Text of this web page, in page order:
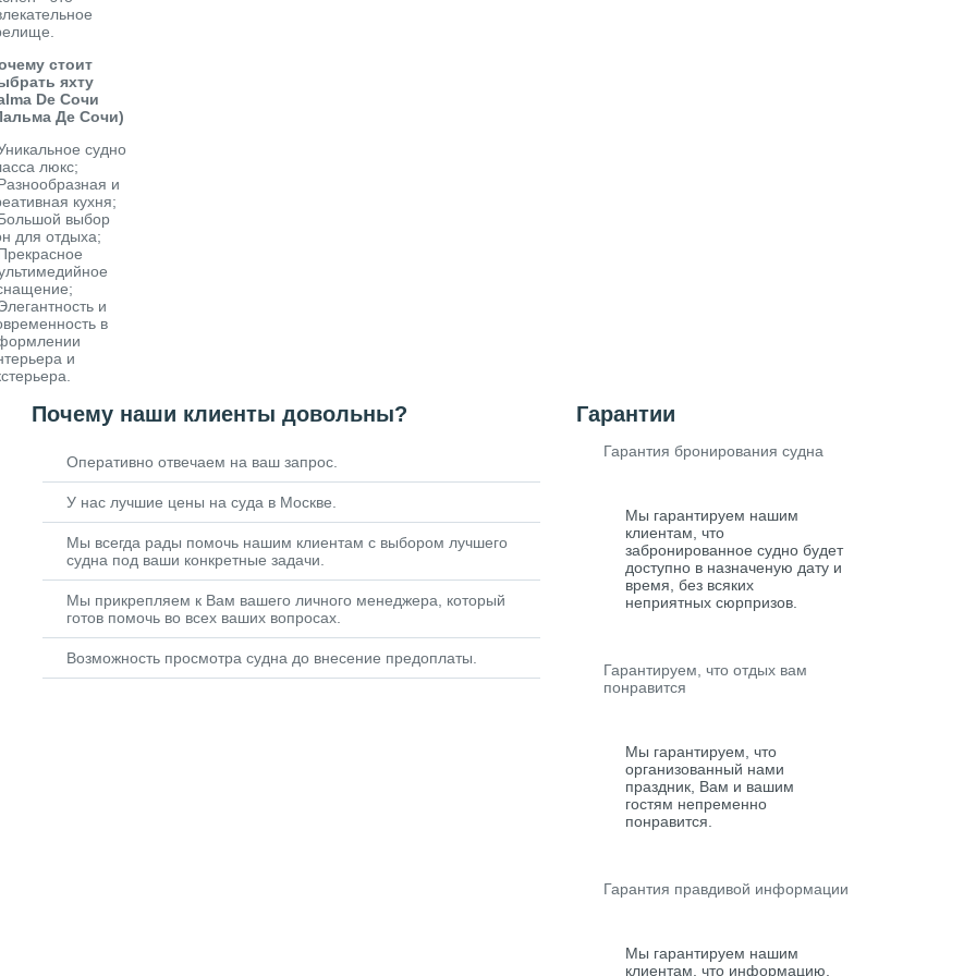
стоит
яхту
De Сочи
Де Сочи)
судно
люкс;
и
кухня;
выбор
для отдыха;
и
в
и
Почему наши клиенты довольны?
Оперативно отвечаем на ваш запрос.
У нас лучшие цены на суда в Москве.
Мы всегда рады помочь нашим клиентам с выбором лучшего
судна под ваши конкретные задачи.
Мы прикрепляем к Вам вашего личного менеджера, который
готов помочь во всех ваших вопросах.
Возможность просмотра судна до внесение предоплаты.
Гарантии
Гарантия бронирования судна
Мы гарантируем нашим
клиентам, что
забронированное судно будет
доступно в назначеную дату и
время, без всяких
неприятных сюрпризов.
Гарантируем, что отдых вам
понравится
Мы гарантируем, что
организованный нами
праздник, Вам и вашим
гостям непременно
понравится.
Гарантия правдивой информации
Мы гарантируем нашим
клиентам, что информацию,